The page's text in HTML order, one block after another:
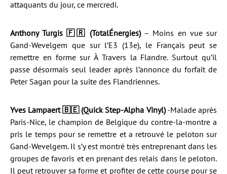
attaquants du jour, ce mercredi.
Anthony Turgis 🇫🇷 (TotalÉnergies)– Moins en vue sur
Gand-Wevelgem que sur l’E3 (13e), le Français peut se
remettre en forme sur À Travers la Flandre. Surtout qu’il
passe désormais seul leader après l’annonce du forfait de
Peter Sagan pour la suite des Flandriennes.
Yves Lampaert 🇧🇪 (Quick Step-Alpha Vinyl)-Malade après
Paris-Nice, le champion de Belgique du contre-la-montre a
pris le temps pour se remettre et a retrouvé le peloton sur
Gand-Wevelgem. Il s’y est montré très entreprenant dans les
groupes de favoris et en prenant des relais dans le peloton.
Il peut retrouver sa forme et profiter de cette course pour se